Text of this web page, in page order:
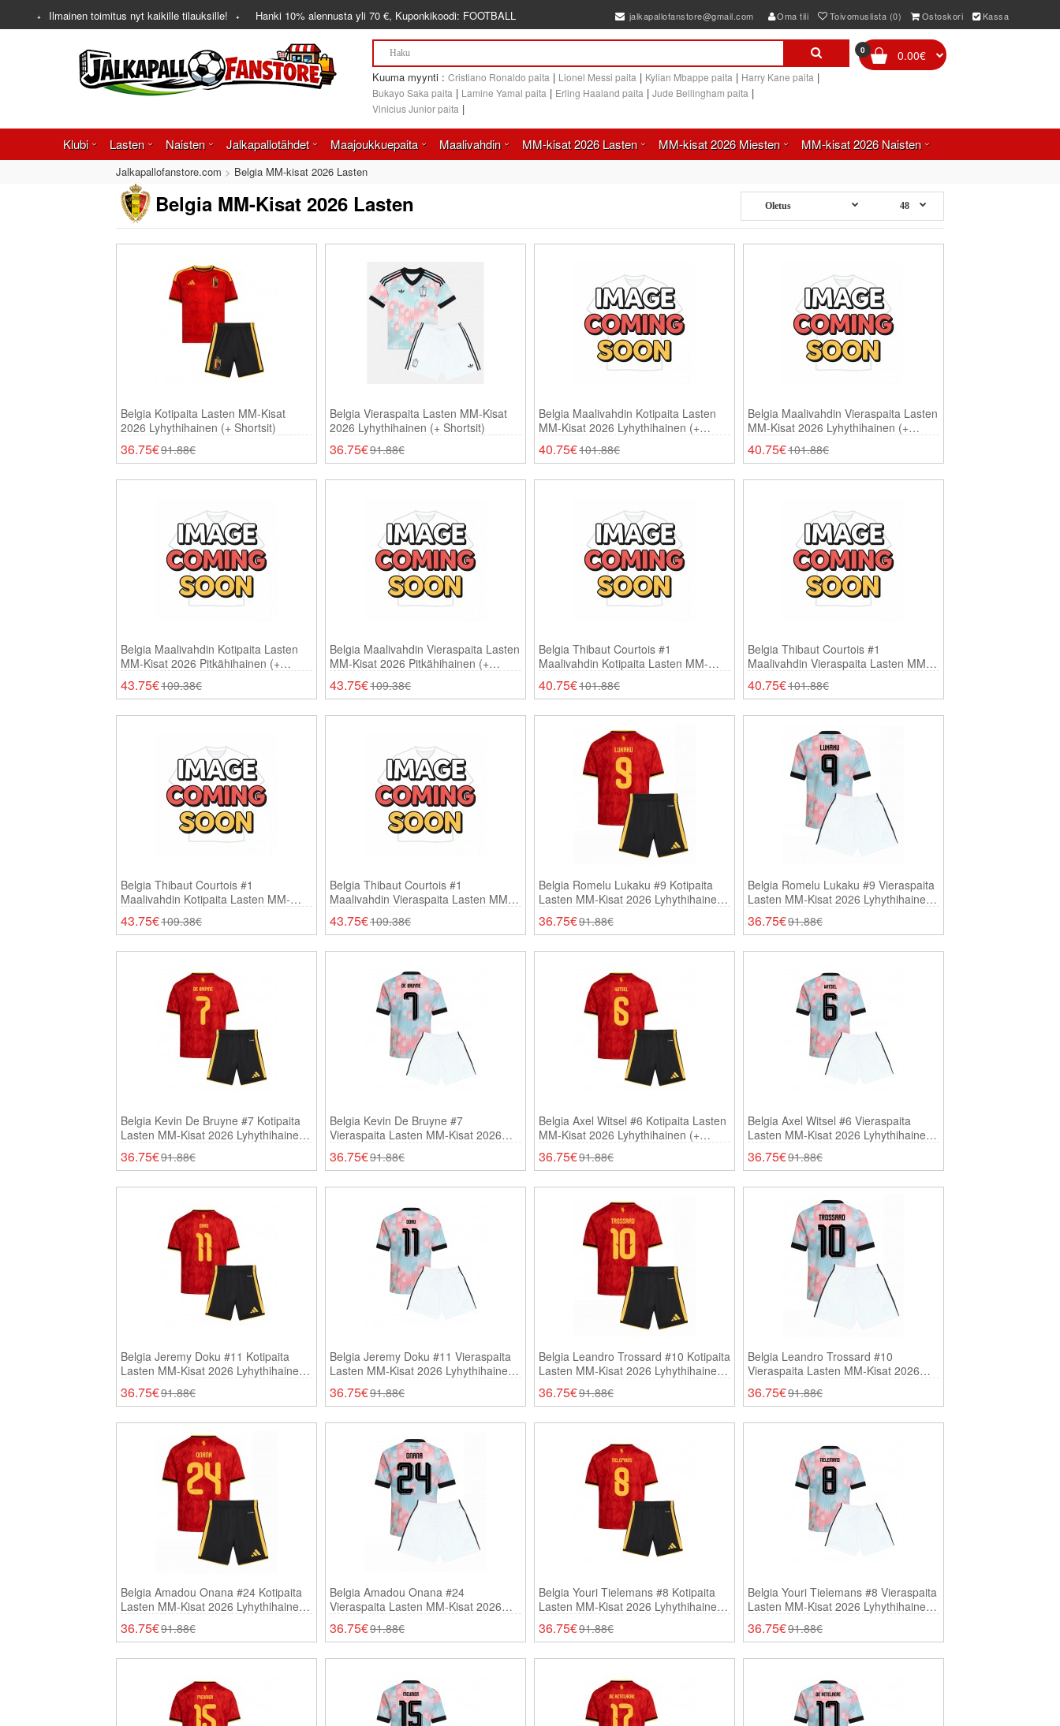
Ilmainen toimitus nyt kaikille tilauksille! Hanki 10% alennusta yli 70 €, Kuponkikoodi: FOOTBALL jalkapallofanstore@gmail.com Oma tili Toivomuslista (0) Ostoskori Kassa
Kuuma myynti : Cristiano Ronaldo paita | Lionel Messi paita | Kylian Mbappe paita | Harry Kane paita |
Bukayo Saka paita | Lamine Yamal paita | Erling Haaland paita | Jude Bellingham paita |
Vinicius Junior paita |
0 0.00€
Klubi Lasten Naisten Jalkapallotähdet Maajoukkuepaita Maalivahdin MM-kisat 2026 Lasten MM-kisat 2026 Miesten MM-kisat 2026 Naisten
Jalkapallofanstore.com Belgia MM-kisat 2026 Lasten
Belgia MM-Kisat 2026 Lasten
Belgia Kotipaita Lasten MM-Kisat
2026 Lyhythihainen (+ Shortsit)
36.75€91.88€
Belgia Vieraspaita Lasten MM-Kisat
2026 Lyhythihainen (+ Shortsit)
36.75€91.88€
Belgia Maalivahdin Kotipaita Lasten
MM-Kisat 2026 Lyhythihainen (+
Shortsit)
40.75€101.88€
Belgia Maalivahdin Vieraspaita Lasten
MM-Kisat 2026 Lyhythihainen (+
Shortsit)
40.75€101.88€
Belgia Maalivahdin Kotipaita Lasten
MM-Kisat 2026 Pitkähihainen (+
Shortsit)
43.75€109.38€
Belgia Maalivahdin Vieraspaita Lasten
MM-Kisat 2026 Pitkähihainen (+
Shortsit)
43.75€109.38€
Belgia Thibaut Courtois #1
Maalivahdin Kotipaita Lasten MM-
Kisat 2026 Lyhythihainen (+ Shortsit)
40.75€101.88€
Belgia Thibaut Courtois #1
Maalivahdin Vieraspaita Lasten MM-
Kisat 2026 Lyhythihainen (+ Shortsit)
40.75€101.88€
Belgia Thibaut Courtois #1
Maalivahdin Kotipaita Lasten MM-
Kisat 2026 Pitkähihainen (+ Shortsit)
43.75€109.38€
Belgia Thibaut Courtois #1
Maalivahdin Vieraspaita Lasten MM-
Kisat 2026 Pitkähihainen (+ Shortsit)
43.75€109.38€
Belgia Romelu Lukaku #9 Kotipaita
Lasten MM-Kisat 2026 Lyhythihainen
(+ Shortsit)
36.75€91.88€
Belgia Romelu Lukaku #9 Vieraspaita
Lasten MM-Kisat 2026 Lyhythihainen
(+ Shortsit)
36.75€91.88€
Belgia Kevin De Bruyne #7 Kotipaita
Lasten MM-Kisat 2026 Lyhythihainen
(+ Shortsit)
36.75€91.88€
Belgia Kevin De Bruyne #7
Vieraspaita Lasten MM-Kisat 2026
Lyhythihainen (+ Shortsit)
36.75€91.88€
Belgia Axel Witsel #6 Kotipaita Lasten
MM-Kisat 2026 Lyhythihainen (+
Shortsit)
36.75€91.88€
Belgia Axel Witsel #6 Vieraspaita
Lasten MM-Kisat 2026 Lyhythihainen
(+ Shortsit)
36.75€91.88€
Belgia Jeremy Doku #11 Kotipaita
Lasten MM-Kisat 2026 Lyhythihainen
(+ Shortsit)
36.75€91.88€
Belgia Jeremy Doku #11 Vieraspaita
Lasten MM-Kisat 2026 Lyhythihainen
(+ Shortsit)
36.75€91.88€
Belgia Leandro Trossard #10 Kotipaita
Lasten MM-Kisat 2026 Lyhythihainen
(+ Shortsit)
36.75€91.88€
Belgia Leandro Trossard #10
Vieraspaita Lasten MM-Kisat 2026
Lyhythihainen (+ Shortsit)
36.75€91.88€
Belgia Amadou Onana #24 Kotipaita
Lasten MM-Kisat 2026 Lyhythihainen
(+ Shortsit)
36.75€91.88€
Belgia Amadou Onana #24
Vieraspaita Lasten MM-Kisat 2026
Lyhythihainen (+ Shortsit)
36.75€91.88€
Belgia Youri Tielemans #8 Kotipaita
Lasten MM-Kisat 2026 Lyhythihainen
(+ Shortsit)
36.75€91.88€
Belgia Youri Tielemans #8 Vieraspaita
Lasten MM-Kisat 2026 Lyhythihainen
(+ Shortsit)
36.75€91.88€